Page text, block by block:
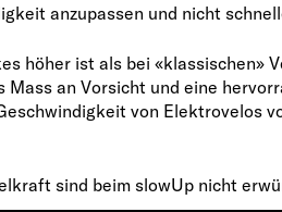
anzupassen und nicht
höher ist als bei «klassischen»
an Vorsicht und eine
von Elektrovelos
sind beim slowUp nicht